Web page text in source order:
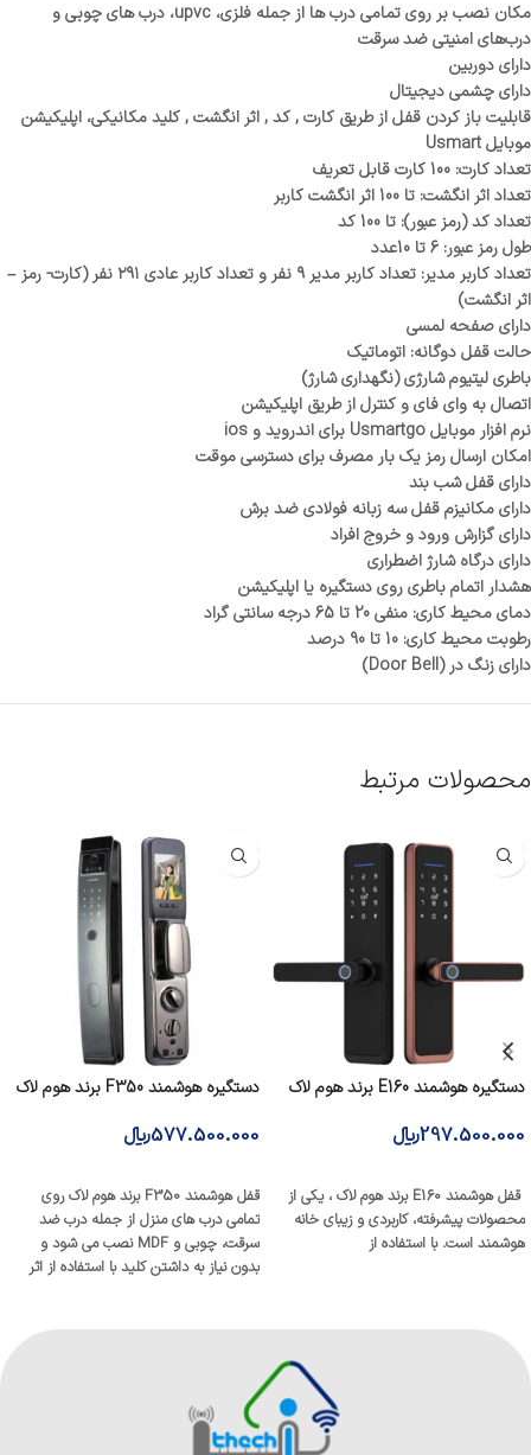
مکان نصب بر روی تمامی درب ها از جمله فلزی، upvc، درب های چوبی و
درب‌های امنیتی ضد سرقت
دارای دوربین
دارای چشمی دیجیتال
قابلیت باز کردن قفل از طریق کارت , کد , اثر انگشت , کلید مکانیکی، اپلیکیشن
موبایل Usmart
تعداد کارت: 100 کارت قابل تعریف
تعداد اثر انگشت: تا 100 اثر انگشت کاربر
تعداد کد (رمز عبور): تا 100 کد
طول رمز عبور: 6 تا 10عدد
تعداد کاربر مدیر: تعداد کاربر مدیر ۹ نفر و تعداد کاربر عادی ۲۹۱ نفر (کارت- رمز –
اثر انگشت)
دارای صفحه لمسی
حالت قفل دوگانه: اتوماتیک
باطری لیتیوم شارژی (نگهداری شارژ)
اتصال به وای فای و کنترل از طریق اپلیکیشن
نرم افزار موبایل Usmartgo برای اندروید و ios
امکان ارسال رمز یک بار مصرف برای دسترسی موقت
دارای قفل شب بند
دارای مکانیزم قفل سه زبانه فولادی ضد برش
دارای گزارش ورود و خروج افراد
دارای درگاه شارژ اضطراری
هشدار اتمام باطری روی دستگیره یا اپلیکیشن
دمای محیط کاری: منفی 20 تا 65 درجه سانتی گراد
رطوبت محیط کاری: 10 تا 90 درصد
دارای زنگ در (Door Bell)
محصولات مرتبط
دستگیره هوشمند E160 برند هوم لاک
297.500.000﷼
قفل هوشمند E160 برند هوم لاک ، یکی از
محصولات پیشرفته، کاربردی و زیبای خانه
هوشمند است. با استفاده از
دستگیره هوشمند F350 برند هوم لاک
577.500.000﷼
قفل هوشمند F350 برند هوم لاک روی
تمامی درب های منزل از جمله درب ضد
سرقت، چوبی و MDF نصب می شود و
بدون نیاز به داشتن کلید با استفاده از اثر